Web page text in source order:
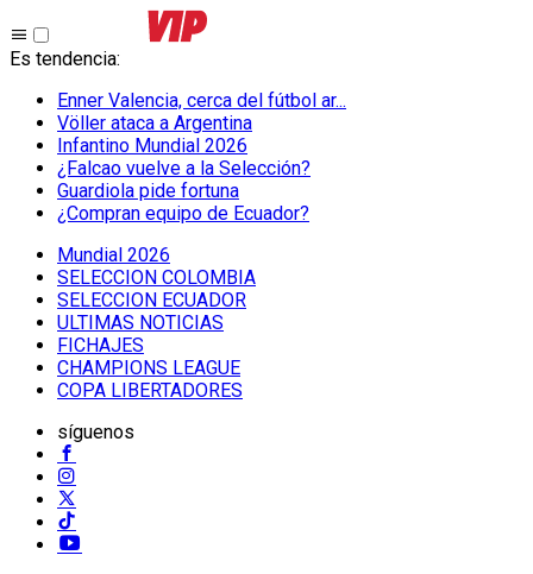
Es tendencia:
Enner Valencia, cerca del fútbol ar...
Völler ataca a Argentina
Infantino Mundial 2026
¿Falcao vuelve a la Selección?
Guardiola pide fortuna
¿Compran equipo de Ecuador?
Mundial 2026
SELECCION COLOMBIA
SELECCION ECUADOR
ULTIMAS NOTICIAS
FICHAJES
CHAMPIONS LEAGUE
COPA LIBERTADORES
síguenos